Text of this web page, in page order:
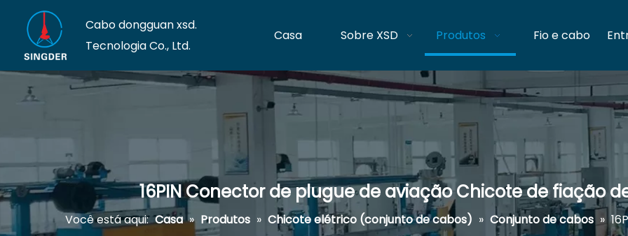
Cabo dongguan xsd.
Tecnologia Co., Ltd.
Casa Sobre XSD Produtos Fio e cabo
16PIN Conector de plugue de aviação Chicote de fiação
Você está aqui: Casa » Produtos » Chicote elétrico (conjunto de cabos) » Conjunto de cabos »